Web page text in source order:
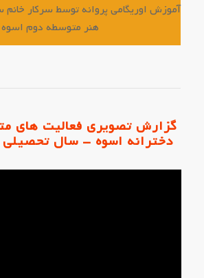
آموزش اوریگامی پروانه توسط سرکار
هنر متوسطه دوم اسوه
گزارش تصویری فعالیت های
دخترانه اسوه - سال تحصیلی 99-1398